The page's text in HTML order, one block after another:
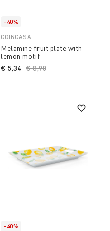
-40%
COINCASA
Melamine fruit plate with
lemon motif
Price reduced from
€ 8,90
€ 5,34
-40%